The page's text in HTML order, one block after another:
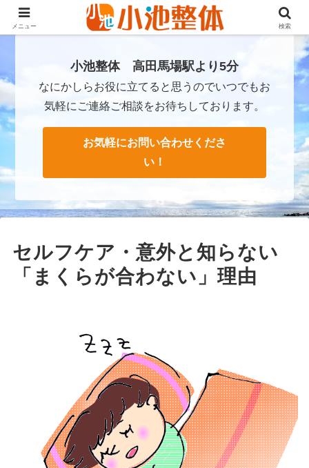
ＪＲ山手線高田馬場駅より徒歩3分・早稲田・新大久保からも至近
小池整体 高田馬場駅より5分
なにかしらお役に立てると思うのでいつでもお
気軽にご連絡ご相談をお待ちしております。
お気軽にお問い合わせくださ
い！
セルフケア・意外と知らない
「まくらが合わない」理由
メニュー 検索